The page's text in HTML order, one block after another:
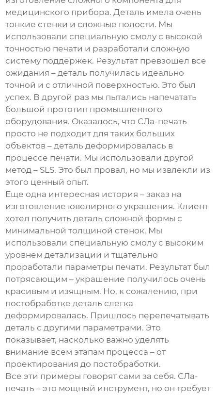
медицинского прибора. Деталь имела очень
тонкие стенки и сложные полости. Мы
использовали специальную смолу с высокой
точностью печати и разработали сложную
систему поддержек. Результат превзошел все
ожидания – деталь получилась идеально
точной и с отличной поверхностью. Это был
успех. В другой раз мы пытались напечатать
большой прототип промышленного
оборудования. Оказалось, что СЛа-печать
просто не подходит для таких больших
объектов – деталь деформировалась в
процессе печати. Мы использовали другой
метод – SLS. Это был провал, но мы извлекли из
этого ценный опыт.
Еще одна интересная история – заказ на
изготовление ювелирного украшения. Клиент
хотел получить деталь сложной формы с
минимальной толщиной стенок. Мы
использовали специальную смолу с высоким
уровнем детализации и тщательно
проработали параметры печати. Результат был
потрясающим – украшение получилось очень
красивым и изящным. Но, к сожалению, при
постобработке деталь слегка
деформировалась. Пришлось перепечатывать
деталь с другими параметрами. Это
показывает, насколько важно уделять
внимание всем этапам процесса – от
проектирования до постобработки.
Все эти примеры говорят сами за себя. СЛа-
печать – это мощный инструмент, но он требует